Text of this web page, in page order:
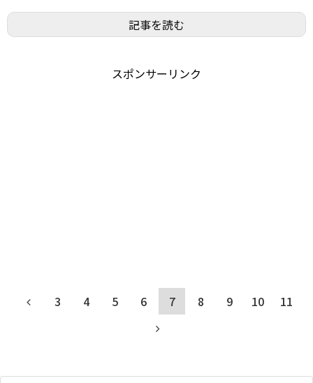
記事を読む
スポンサーリンク
3 4 5 6 7 8 9 10 11